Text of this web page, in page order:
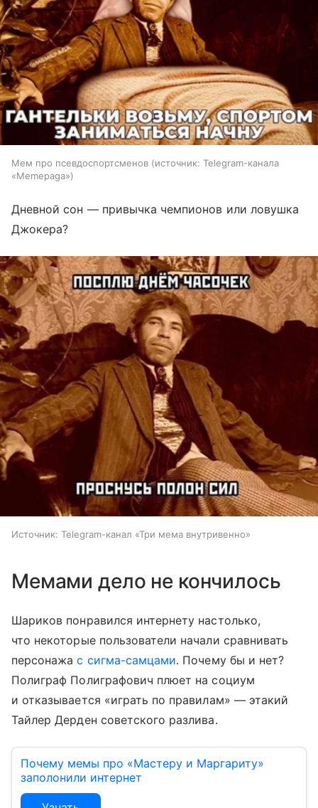
Мем про псевдоспортсменов источник: Telegram-канала
«Memepaga»
Дневной сон — привычка чемпионов или ловушка
Джокера?
Источник: Telegram-канал «Три мема внутривенно»
Мемами дело не кончилось
Шариков понравился интернету настолько,
что некоторые пользователи начали сравнивать
персонажас сигма-самцами. Почему бы и нет?
Полиграф Полиграфович плюет на социум
и отказывается «играть по правилам» — этакий
Тайлер Дерден советского разлива.
Почему мемы про «Мастеру и Маргариту»
заполонили интернет